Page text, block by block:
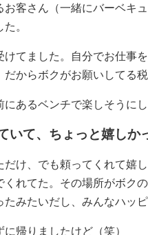
客さん（一緒にバーベキ
。
てました。自分でお仕事
からボクがお願いしてる
あるベンチで楽しそうにし
て、ちょっと嬉しか
け、でも頼ってくれて嬉
れてた。その場所がボク
みたいだし、みんなハッピ
帰りましたけど（笑）